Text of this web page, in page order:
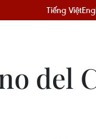
Tiếng Việt
del